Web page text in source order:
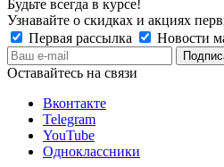
Будьте всегда в курсе!
Узнавайте о скидках и акциях
Первая рассылка
Новости
Оставайтесь на связи
Вконтакте
Telegram
YouTube
Одноклассники